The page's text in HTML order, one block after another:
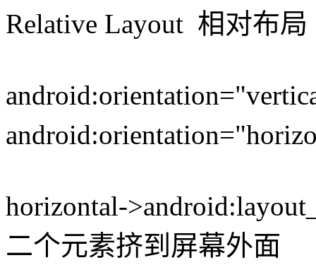
Relative Layout 相对布局
horizontal-
二个元素挤到屏幕外面